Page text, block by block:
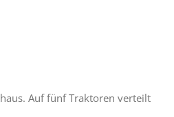
Auf fünf Traktoren verteilt